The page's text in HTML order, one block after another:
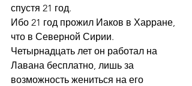
спустя 21 год.
Ибо 21 год прожил Иаков в Харране,
что в Северной Сирии.
Четырнадцать лет он работал на
Лавана бесплатно, лишь за
возможность жениться на его